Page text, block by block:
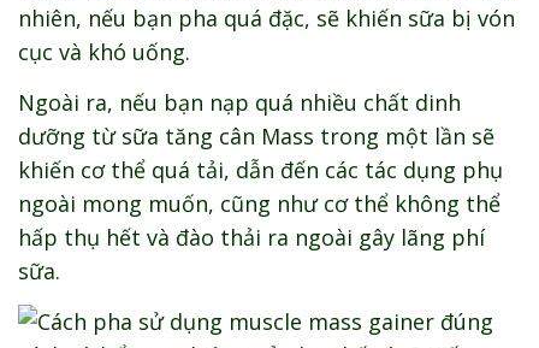
nhiên, nếu bạn pha quá đặc, sẽ khiến sữa bị vón
cục và khó uống.
Ngoài ra, nếu bạn nạp quá nhiều chất dinh
dưỡng từ sữa tăng cân Mass trong một lần sẽ
khiến cơ thể quá tải, dẫn đến các tác dụng phụ
ngoài mong muốn, cũng như cơ thể không thể
hấp thụ hết và đào thải ra ngoài gây lãng phí
sữa.